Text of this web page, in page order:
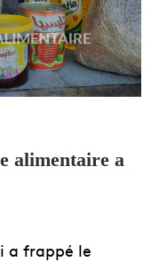
alimentaire a
a frappé le